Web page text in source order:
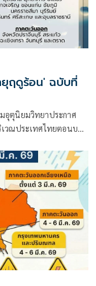
ยุฤดูร้อน' ฉบับที่
อุตุนิยมวิทยาประกาศ
วณประเทศไทยตอนบน